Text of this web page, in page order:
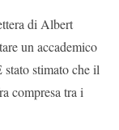
di Albert
un accademico
stimato che il
compresa tra i